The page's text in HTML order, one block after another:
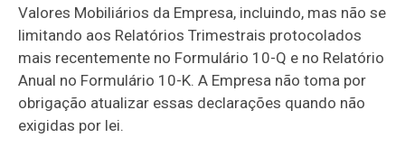
Valores Mobiliários da Empresa, incluindo, mas não se
limitando aos Relatórios Trimestrais protocolados
mais recentemente no Formulário 10-Q e no Relatório
Anual no Formulário 10-K. A Empresa não toma por
obrigação atualizar essas declarações quando não
exigidas por lei.